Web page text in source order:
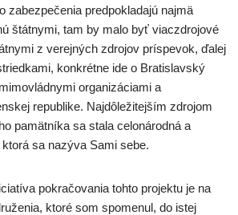
zabezpečenia predpokladajú najmä
štátnymi, tam by malo byť viaczdrojové
z verejných zdrojov príspevok, ďalej
konkrétne ide o Bratislavský
organizáciami a
republike. Najdôležitejším zdrojom
pamätníka sa stala celonárodná a
sa nazýva Sami sebe.
pokračovania tohto projektu je na
ktoré som spomenul, do istej